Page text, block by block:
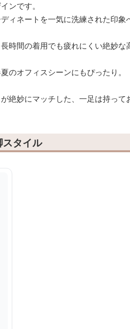
ンです。
ネートを一気に洗練された印象
間の着用でも疲れにくい絶妙な
のオフィスシーンにもぴったり。
妙にマッチした、一足は持って
タイル